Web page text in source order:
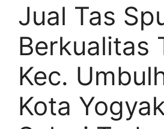
Jual Tas
Berkualitas
Kec.
Kota